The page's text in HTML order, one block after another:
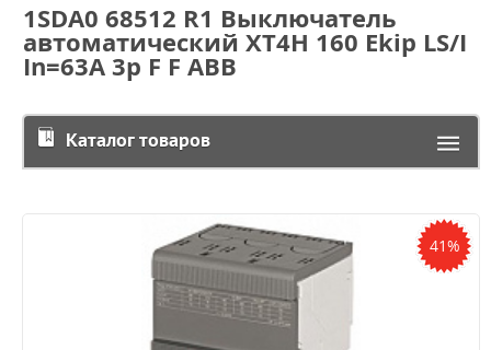
1SDA0 68512 R1 Выключатель
автоматический XT4H 160 Ekip LS/I
In=63A 3p F F ABB
Каталог товаров
41%